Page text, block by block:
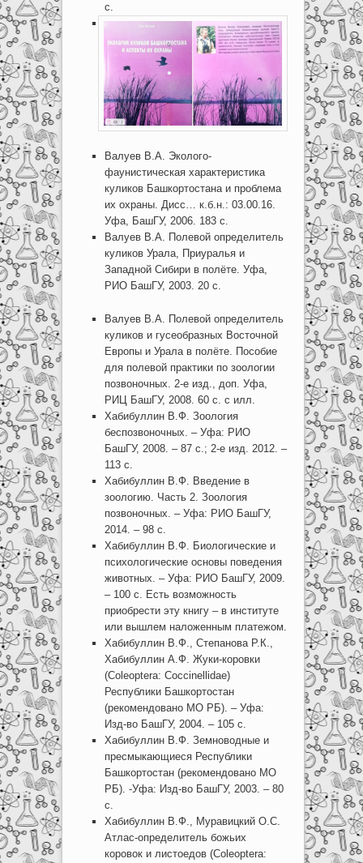
с.
Валуев В.А. Эколого-
фаунистическая характеристика
куликов Башкортостана и проблема
их охраны. Дисс… к.б.н.: 03.00.16.
Уфа, БашГУ, 2006. 183 с.
Валуев В.А. Полевой определитель
куликов Урала, Приуралья и
Западной Сибири в полёте. Уфа,
РИО БашГУ, 2003. 20 с.
Валуев В.А. Полевой определитель
куликов и гусеобразных Восточной
Европы и Урала в полёте. Пособие
для полевой практики по зоологии
позвоночных. 2-е изд., доп. Уфа,
РИЦ БашГУ, 2008. 60 с. с илл.
Хабибуллин В.Ф. Зоология
беспозвоночных. – Уфа: РИО
БашГУ, 2008. – 87 с.; 2-е изд. 2012. –
113 с.
Хабибуллин В.Ф. Введение в
зоологию. Часть 2. Зоология
позвоночных. – Уфа: РИО БашГУ,
2014. – 98 с.
Хабибуллин В.Ф. Биологические и
психологические основы поведения
животных. – Уфа: РИО БашГУ, 2009.
– 100 с. Есть возможность
приобрести эту книгу – в институте
или вышлем наложенным платежом.
Хабибуллин В.Ф., Степанова Р.К.,
Хабибуллин А.Ф. Жуки-коровки
(Coleoptera: Coccinellidae)
Республики Башкортостан
(рекомендовано МО РБ). – Уфа:
Изд-во БашГУ, 2004. – 105 с.
Хабибуллин В.Ф. Земноводные и
пресмыкающиеся Республики
Башкортостан (рекомендовано МО
РБ). -Уфа: Изд-во БашГУ, 2003. – 80
с.
Хабибуллин В.Ф., Муравицкий О.С.
Атлас-определитель божьих
коровок и листоедов (Coleoptera: